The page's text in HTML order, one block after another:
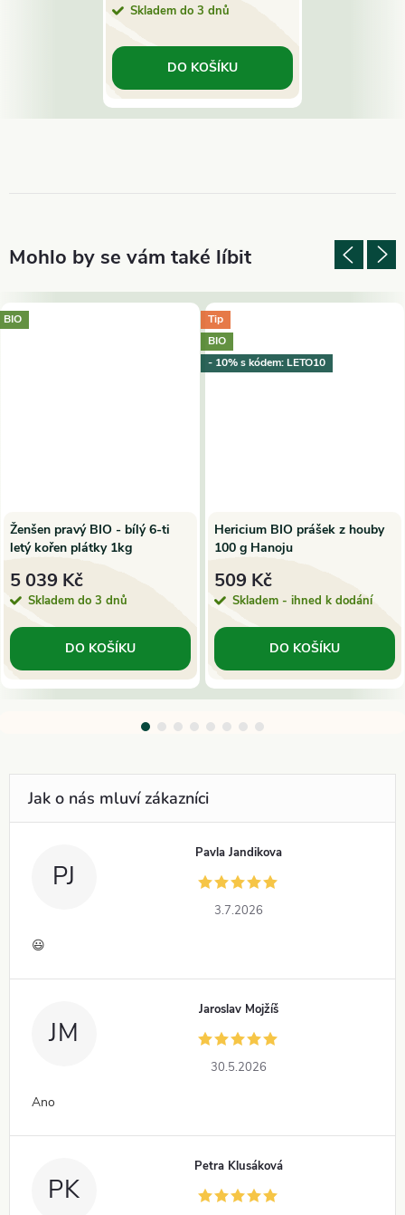
Skladem do 3 dnů
DO KOŠÍKU
BIO
Ženšen pravý BIO - bílý 6-ti
letý kořen plátky 1kg
5 039 Kč
Skladem do 3 dnů
DO KOŠÍKU
Tip
BIO
- 10% s kódem: LETO10
Hericium BIO prášek z houby
100 g Hanoju
509 Kč
Skladem - ihned k dodání
DO KOŠÍKU
PJ
Pavla Jandikova
3.7.2026
😃
JM
Jaroslav Mojžíš
30.5.2026
Ano
PK
Petra Klusáková